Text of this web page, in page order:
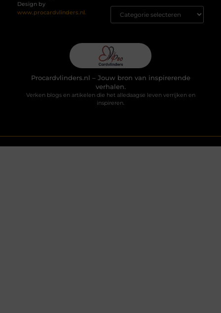
Design by
www.procardvlinders.nl.
Procardvlinders.nl – Jouw bron van inspirerende
verhalen.
Verken blogs en artikelen die het alledaagse leven verrijken en
inspireren.